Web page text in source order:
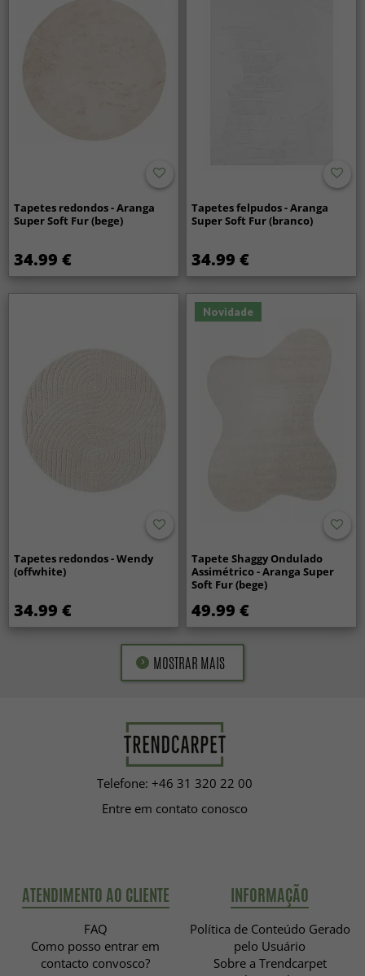
Tapetes redondos - Aranga
Super Soft Fur (bege)
34.99 €
Tapetes felpudos - Aranga
Super Soft Fur (branco)
34.99 €
Tapetes redondos - Wendy
(offwhite)
34.99 €
Novidade
Tapete Shaggy Ondulado
Assimétrico - Aranga Super
Soft Fur (bege)
49.99 €
MOSTRAR MAIS
Telefone: +46 31 320 22 00
Entre em contato conosco
ATENDIMENTO AO CLIENTE
FAQ
Como posso entrar em
contacto convosco?
INFORMAÇÃO
Política de Conteúdo Gerado
pelo Usuário
Sobre a Trendcarpet